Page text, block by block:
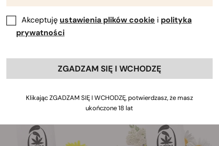
towarzyszące zapewniają konopiom naturalną
ochronę.
Akceptuję ustawienia plików cookie i polityka
prywatności
ZGADZAM SIĘ I WCHODZĘ
Klikając ZGADZAM SIĘ I WCHODZĘ, potwierdzasz, że masz
ukończone 18 lat